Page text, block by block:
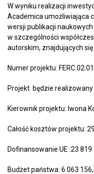
W wyniku realizacji
Academica umożliwiająca
wersji publikacji
w szczególności
autorskim, znajdujących
Numer projektu:
Projekt będzie
Kierownik projektu: Iwona
Całość kosztów projektu:
Dofinansowanie UE :23 819
Budżet państwa: 6 063